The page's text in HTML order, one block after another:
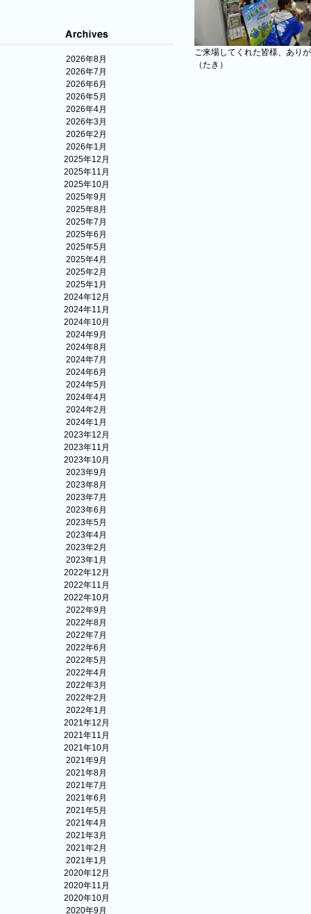
2026年8月
2026年7月
2026年6月
2026年5月
2026年4月
2026年3月
2026年2月
2026年1月
2025年12月
2025年11月
2025年10月
2025年9月
2025年8月
2025年7月
2025年6月
2025年5月
2025年4月
2025年2月
2025年1月
2024年12月
2024年11月
2024年10月
2024年9月
2024年8月
2024年7月
2024年6月
2024年5月
2024年4月
2024年2月
2024年1月
2023年12月
2023年11月
2023年10月
2023年9月
2023年8月
2023年7月
2023年6月
2023年5月
2023年4月
2023年2月
2023年1月
2022年12月
2022年11月
2022年10月
2022年9月
2022年8月
2022年7月
2022年6月
2022年5月
2022年4月
2022年3月
2022年2月
2022年1月
2021年12月
2021年11月
2021年10月
2021年9月
2021年8月
2021年7月
2021年6月
2021年5月
2021年4月
2021年3月
2021年2月
2021年1月
2020年12月
2020年11月
2020年10月
2020年9月
ご来場してくれた皆様、あり
（たき）